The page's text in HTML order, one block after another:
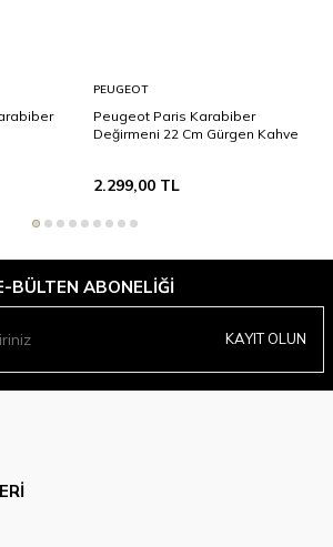
PEUGEOT
Peugeot Paris Karabiber
Değirmeni 22 Cm Gürgen Kahve
2.299,00TL
BÜLTEN ABONELIĞI
KAYIT OLUN